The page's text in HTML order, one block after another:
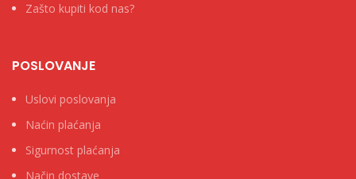
Zašto kupiti kod nas?
POSLOVANJE
Uslovi poslovanja
Naćin plaćanja
Sigurnost plaćanja
Način dostave